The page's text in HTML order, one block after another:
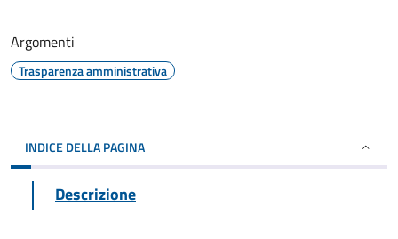
Argomenti
Trasparenza amministrativa
INDICE DELLA PAGINA
Descrizione